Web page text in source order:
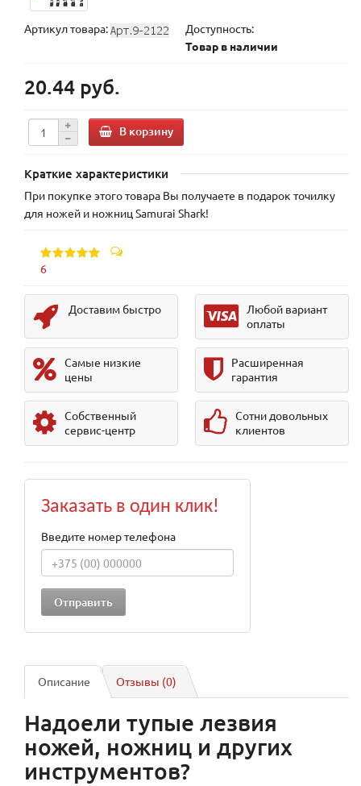
Артикул товара:
Доступность:
Товар в наличии
20.44 руб.
В корзину
Краткие характеристики
При покупке этого товара Вы получаете в подарок точилку
для ножей и ножниц Samurai Shark!
6
Доставим быстро
Любой вариант
оплаты
Самые низкие
цены
Расширенная
гарантия
Собственный
сервис-центр
Сотни довольных
клиентов
Заказать в один клик!
Введите номер телефона
Описание Отзывы (0)
Надоели тупые лезвия
ножей, ножниц и других
инструментов?